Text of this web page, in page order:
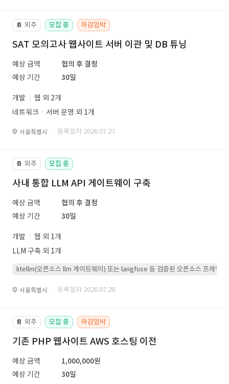
📔 외주 모집 중 마감임박
SAT 모의고사 웹사이트 서버 이관 및 DB 튜닝
예상 금액
협의 후 결정
예상 기간
30일
개발
웹 외 2개
네트워크ㆍ서버 운영 외 1개
서울특별시 · 등록일자 2026.07.27.
📔 외주 모집 중
사내 통합 LLM API 게이트웨이 구축
예상 금액
협의 후 결정
예상 기간
30일
개발
웹 외 1개
LLM 구축 외 1개
litellm(오픈소스 llm 게이트웨이) 또는 langfuse 등 검증된 오픈소스 프레임워
서울특별시 · 등록일자 2026.07.28.
📔 외주 모집 중 마감임박
기존 PHP 웹사이트 AWS 호스팅 이전
예상 금액
1,000,000원
예상 기간
30일